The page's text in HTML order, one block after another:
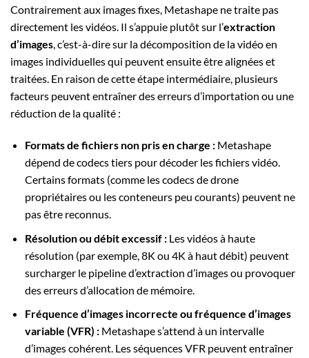
Contrairement aux images fixes, Metashape ne traite pas
directement les vidéos. Il s’appuie plutôt sur l’extraction
d’images, c’est-à-dire sur la décomposition de la vidéo en
images individuelles qui peuvent ensuite être alignées et
traitées. En raison de cette étape intermédiaire, plusieurs
facteurs peuvent entraîner des erreurs d’importation ou une
réduction de la qualité :
Formats de fichiers non pris en charge :Metashape
dépend de codecs tiers pour décoder les fichiers vidéo.
Certains formats (comme les codecs de drone
propriétaires ou les conteneurs peu courants) peuvent ne
pas être reconnus.
Résolution ou débit excessif :Les vidéos à haute
résolution (par exemple, 8K ou 4K à haut débit) peuvent
surcharger le pipeline d’extraction d’images ou provoquer
des erreurs d’allocation de mémoire.
Fréquence d’images incorrecte ou fréquence d’images
variable (VFR) :Metashape s’attend à un intervalle
d’images cohérent. Les séquences VFR peuvent entraîner